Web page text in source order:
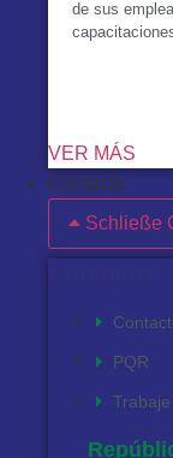
de sus
VER MÁS
Contacto
Schließe
PQR